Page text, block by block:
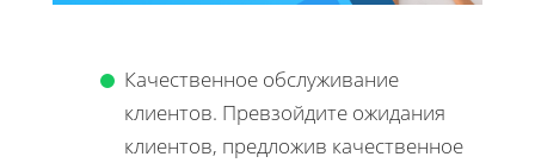
Качественное обслуживание
клиентов. Превзойдите ожидания
клиентов, предложив качественное